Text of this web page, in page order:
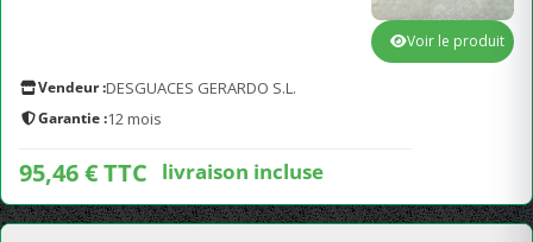
Vendeur :DESGUACES GERARDO S.L.
Garantie :12 mois
95,46 € TTC livraison incluse
Voir le produit